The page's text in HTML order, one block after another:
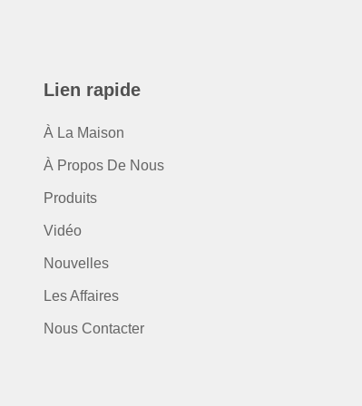
Lien rapide
À La Maison
À Propos De Nous
Produits
Vidéo
Nouvelles
Les Affaires
Nous Contacter